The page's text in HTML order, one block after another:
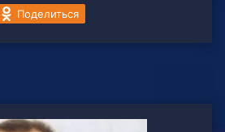
Поделиться